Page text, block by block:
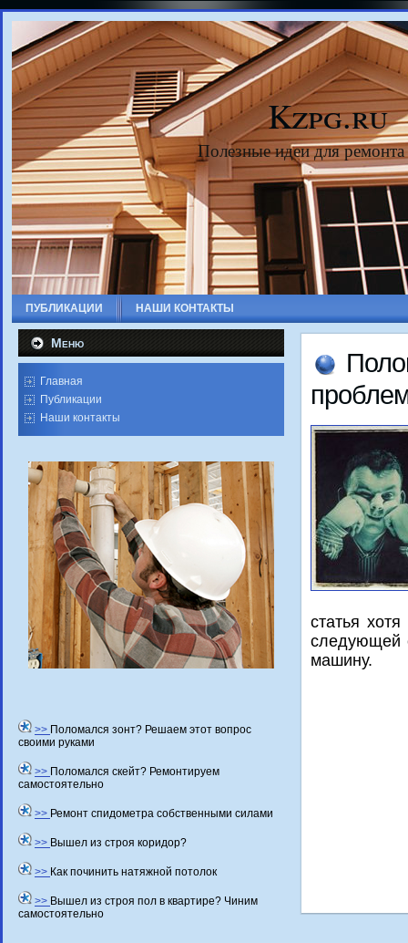
Kzpg.ru
Полезные идеи для
ПУБЛИКАЦИИ НАШИ КОНТАКТЫ
Меню
Главная
Публикации
Наши контакты
>> Поломался зонт? Решаем этот вопрос
своими руками
>> Поломался скейт? Ремонтируем
самостоятельно
>> Ремонт спидометра собственными силами
>> Вышел из строя коридор?
>> Как починить натяжной потолок
>> Вышел из строя пол в квартире? Чиним
самостоятельно
статья
следующей
машину.